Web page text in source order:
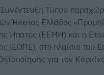
Συνέντευξη Τύπου
Ήπατος Ελλάδος
Ήπατος (ΕΕΜΗ) και η
(ΕΟΠΕ), στο πλαίσιο του
για τον